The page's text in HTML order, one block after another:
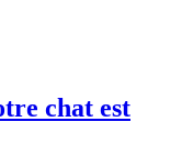
chat est